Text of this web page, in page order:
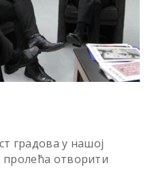
градова у нашој
отворити